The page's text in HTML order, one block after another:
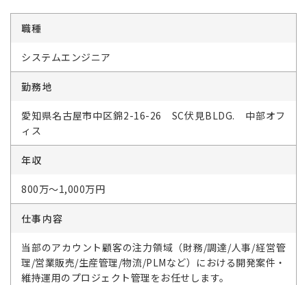
職種
システムエンジニア
勤務地
愛知県名古屋市中区錦2-16-26 SC伏見BLDG. 中部オフ
ィス
年収
800万～1,000万円
仕事内容
当部のアカウント顧客の注力領域（財務/調達/人事/経営管
理/営業販売/生産管理/物流/PLMなど）における開発案件・
維持運用のプロジェクト管理をお任せします。